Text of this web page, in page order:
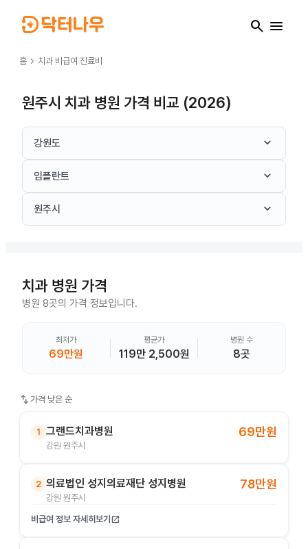
search menu
홈 chevron_right 치과 비급여 진료비
원주시 치과 병원 가격 비교 (2026)
강원도 keyboard_arrow_down
임플란트 keyboard_arrow_down
원주시 keyboard_arrow_down
치과 병원 가격
병원 8곳의 가격 정보입니다.
최저가
69만원
평균가
119만 2,500원
병원 수
8곳
swap_vert 가격 낮은 순
1 그랜드치과병원
강원 원주시
69만원
2 의료법인 성지의료재단 성지병원
강원 원주시
78만원
비급여 정보 자세히보기 open_in_new